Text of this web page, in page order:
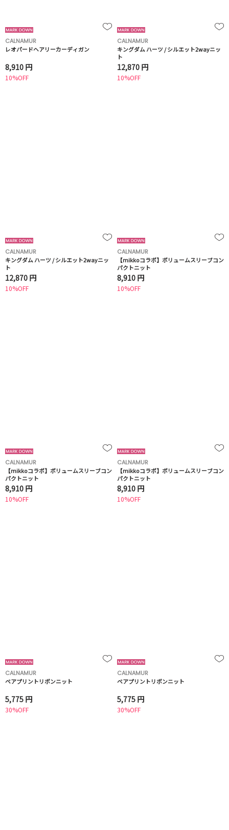
CALNAMUR
レオパードヘアリーカーディガン
8,910 円
10%OFF
CALNAMUR
キングダム ハーツ / シルエット2wayニッ
ト
12,870 円
10%OFF
CALNAMUR
キングダム ハーツ / シルエット2wayニッ
ト
12,870 円
10%OFF
CALNAMUR
【mikkoコラボ】ボリュームスリーブコン
パクトニット
8,910 円
10%OFF
CALNAMUR
【mikkoコラボ】ボリュームスリーブコン
パクトニット
8,910 円
10%OFF
CALNAMUR
【mikkoコラボ】ボリュームスリーブコン
パクトニット
8,910 円
10%OFF
CALNAMUR
ベアプリントリボンニット
5,775 円
30%OFF
CALNAMUR
ベアプリントリボンニット
5,775 円
30%OFF